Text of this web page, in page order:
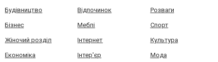
Будівництво Відпочинок Розваги
Бізнес Меблі Спорт
Жіночий розділ Інтернет Культура
Економіка Інтер'єр Мода